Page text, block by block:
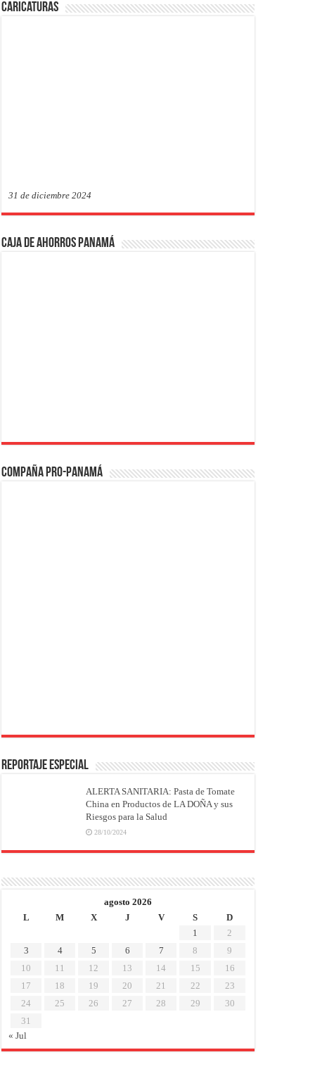
Caricaturas
31 de diciembre 2024
Caja de Ahorros Panamá
Compaña PRO-Panamá
REPORTAJE ESPECIAL
ALERTA SANITARIA: Pasta de Tomate
China en Productos de LA DOÑA y sus
Riesgos para la Salud
28/10/2024
agosto 2026
L
M X J V S
D
1
2
3
4 5 6 7 8
9
10
11 12 13 14 15
16
17
18 19 20 21 22
23
24
25 26 27 28 29
30
31
« Jul